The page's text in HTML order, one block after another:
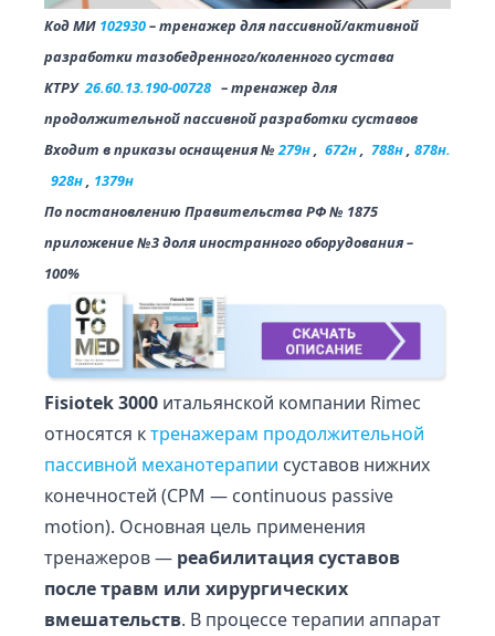
Код МИ 102930– тренажер для пассивной/активной
разработки тазобедренного/коленного сустава
КТРУ 26.60.13.190-00728 –тренажер для
продолжительной пассивной разработки суставов
Входит в приказы оснащения №279н, 672н, 788н, 878н.
928н, 1379н
По постановлению Правительства РФ № 1875
приложение №3 доля иностранного оборудования –
100%
Fisiotek 3000 итальянской компании Rimec
относятся ктренажерам продолжительной
пассивной механотерапии суставов нижних
конечностей (CPM — continuous passive
motion). Основная цель применения
тренажеров — реабилитация суставов
после травм или хирургических
вмешательств. В процессе терапии аппарат